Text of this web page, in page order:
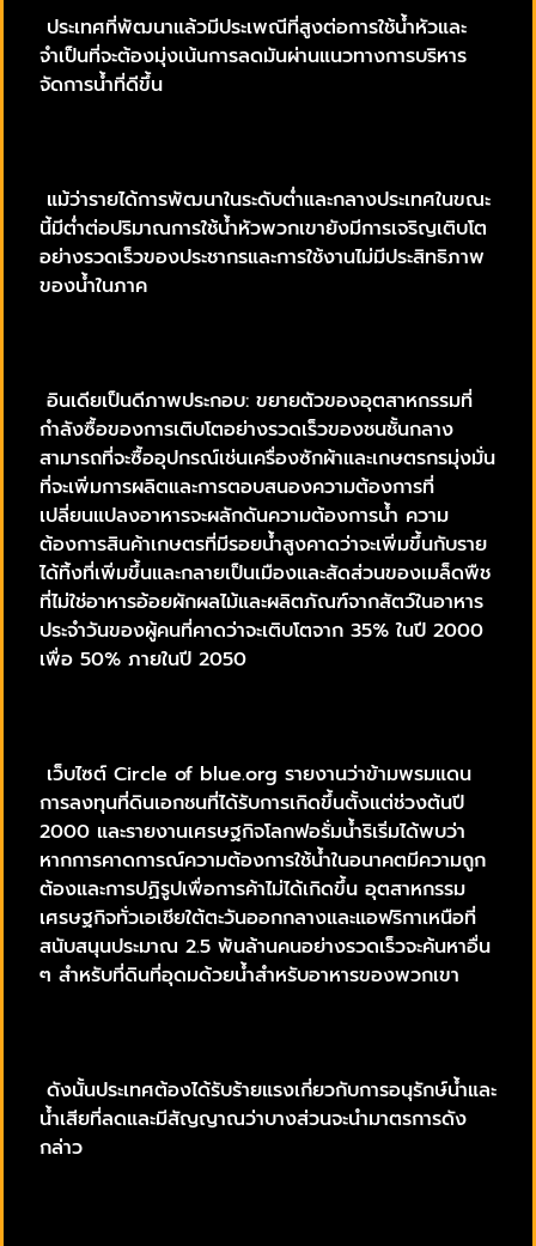
ประเทศที่พัฒนาแล้วมีประเพณีที่สูงต่อการใช้น้ำหัวและ
จำเป็นที่จะต้องมุ่งเน้นการลดมันผ่านแนวทางการบริหาร
จัดการน้ำที่ดีขึ้น
แม้ว่ารายได้การพัฒนาในระดับต่ำและกลางประเทศในขณะ
นี้มีต่ำต่อปริมาณการใช้น้ำหัวพวกเขายังมีการเจริญเติบโต
อย่างรวดเร็วของประชากรและการใช้งานไม่มีประสิทธิภาพ
ของน้ำในภาค
อินเดียเป็นดีภาพประกอบ: ขยายตัวของอุตสาหกรรมที่
กำลังซื้อของการเติบโตอย่างรวดเร็วของชนชั้นกลาง
สามารถที่จะซื้ออุปกรณ์เช่นเครื่องซักผ้าและเกษตรกรมุ่งมั่น
ที่จะเพิ่มการผลิตและการตอบสนองความต้องการที่
เปลี่ยนแปลงอาหารจะผลักดันความต้องการน้ำ ความ
ต้องการสินค้าเกษตรที่มีรอยน้ำสูงคาดว่าจะเพิ่มขึ้นกับราย
ได้ทิ้งที่เพิ่มขึ้นและกลายเป็นเมืองและสัดส่วนของเมล็ดพืช
ที่ไม่ใช่อาหารอ้อยผักผลไม้และผลิตภัณฑ์จากสัตว์ในอาหาร
ประจำวันของผู้คนที่คาดว่าจะเติบโตจาก 35% ในปี 2000
เพื่อ 50% ภายในปี 2050
เว็บไซต์ Circle of blue.org รายงานว่าข้ามพรมแดน
การลงทุนที่ดินเอกชนที่ได้รับการเกิดขึ้นตั้งแต่ช่วงต้นปี
2000 และรายงานเศรษฐกิจโลกฟอรั่มน้ำริเริ่มได้พบว่า
หากการคาดการณ์ความต้องการใช้น้ำในอนาคตมีความถูก
ต้องและการปฏิรูปเพื่อการค้าไม่ได้เกิดขึ้น อุตสาหกรรม
เศรษฐกิจทั่วเอเชียใต้ตะวันออกกลางและแอฟริกาเหนือที่
สนับสนุนประมาณ 2.5 พันล้านคนอย่างรวดเร็วจะค้นหาอื่น
ๆ สำหรับที่ดินที่อุดมด้วยน้ำสำหรับอาหารของพวกเขา
ดังนั้นประเทศต้องได้รับร้ายแรงเกี่ยวกับการอนุรักษ์น้ำและ
น้ำเสียที่ลดและมีสัญญาณว่าบางส่วนจะนำมาตรการดัง
กล่าว